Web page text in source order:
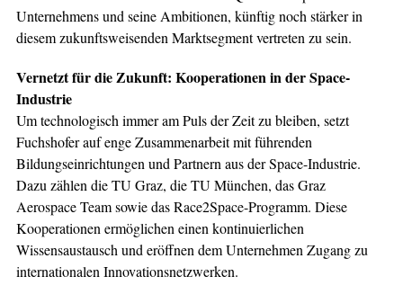
Unternehmens und seine Ambitionen, künftig noch stärker in
diesem zukunftsweisenden Marktsegment vertreten zu sein.
Vernetzt für die Zukunft: Kooperationen in der Space-
Industrie
Um technologisch immer am Puls der Zeit zu bleiben, setzt
Fuchshofer auf enge Zusammenarbeit mit führenden
Bildungseinrichtungen und Partnern aus der Space-Industrie.
Dazu zählen die TU Graz, die TU München, das Graz
Aerospace Team sowie das Race2Space-Programm. Diese
Kooperationen ermöglichen einen kontinuierlichen
Wissensaustausch und eröffnen dem Unternehmen Zugang zu
internationalen Innovationsnetzwerken.